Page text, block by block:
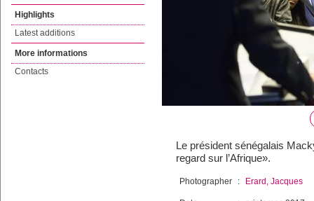
Highlights
Latest additions
More informations
Contacts
Le président sénégalais
regard sur l’Afrique».
Photographer : Erard, Jacques